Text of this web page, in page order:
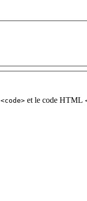
<code> et le code HTML